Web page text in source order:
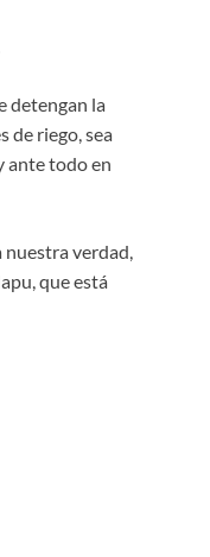
detengan la
de riego, sea
ante todo en
nuestra verdad,
que está